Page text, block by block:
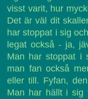
visst varit, hur
Det är väl dit
har stoppat i sig
legat också - ja,
Man har stoppat i
man fan också
eller till. Fyfan,
Man har hällt i sig